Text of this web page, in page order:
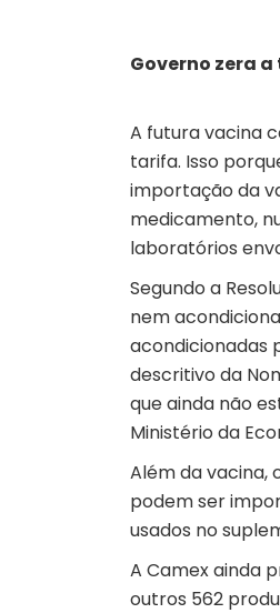
Governo zera
A futura vacina
tarifa. Isso
importação da
medicamento,
laboratórios
Segundo a
nem
acondicionadas
descritivo da
que ainda não
Ministério da
Além da vacina,
podem ser
usados no
A Camex ainda
outros 562